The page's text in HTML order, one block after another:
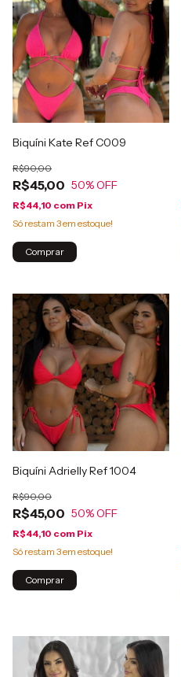
Biquíni Kate Ref C009
R$45,00
R$90,00
50% OFF
R$44,10 com Pix
Só restam 3em estoque!
Comprar
Biquíni Adrielly Ref 1004
R$45,00
R$90,00
50% OFF
R$44,10 com Pix
Só restam 3em estoque!
Comprar